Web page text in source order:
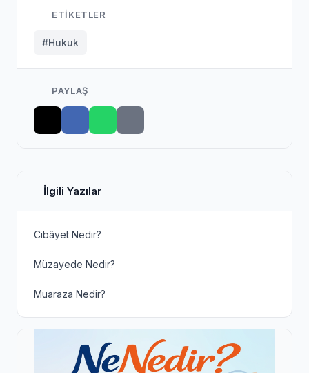
ETIKETLER
#Hukuk
PAYLAŞ
İlgili Yazılar
Cibâyet Nedir?
Müzayede Nedir?
Muaraza Nedir?